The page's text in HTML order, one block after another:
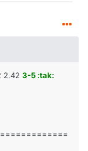
2.42 3-5 :tak: